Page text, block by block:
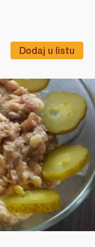
Dodaj u listu